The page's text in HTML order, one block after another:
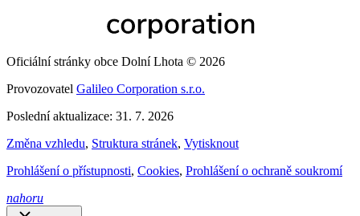
Oficiální stránky obce Dolní Lhota © 2026
Provozovatel Galileo Corporation s.r.o.
Poslední aktualizace: 31. 7. 2026
Změna vzhledu, Struktura stránek, Vytisknout
Prohlášení o přístupnosti, Cookies, Prohlášení o ochraně soukromí
nahoru